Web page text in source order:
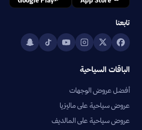
تابعنا
الباقات السياحية
أفضل عروض الوجهات
عروض سياحية على ماليزيا
عروض سياحية على المالديف